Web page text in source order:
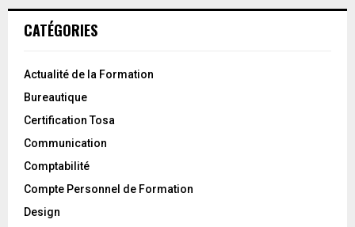
CATÉGORIES
Actualité de la Formation
Bureautique
Certification Tosa
Communication
Comptabilité
Compte Personnel de Formation
Design